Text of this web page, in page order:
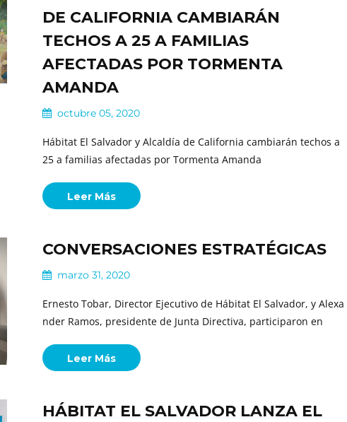
DE CALIFORNIA CAMBIARÁN
TECHOS A 25 A FAMILIAS
AFECTADAS POR TORMENTA
AMANDA
octubre 05, 2020
Hábitat El Salvador y Alcaldía de California cambiarán techos a
25 a familias afectadas por Tormenta Amanda
Leer Más
CONVERSACIONES ESTRATÉGICAS
marzo 31, 2020
Ernesto Tobar, Director Ejecutivo de Hábitat El Salvador, y Alexa
nder Ramos, presidente de Junta Directiva, participaron en
Leer Más
HÁBITAT EL SALVADOR LANZA EL